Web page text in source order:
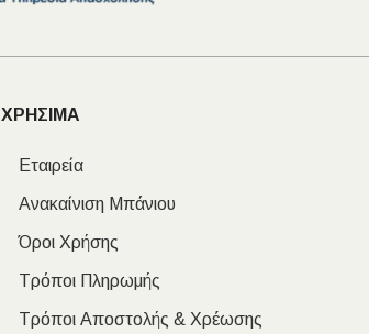
ΧΡΗΣΙΜΑ
Εταιρεία
Ανακαίνιση Μπάνιου
Όροι Χρήσης
Τρόποι Πληρωμής
Τρόποι Αποστολής & Χρέωσης